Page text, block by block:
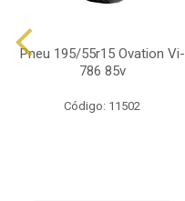
Pneu 195/55r15 Ovation Vi-
786 85v
Código: 11502